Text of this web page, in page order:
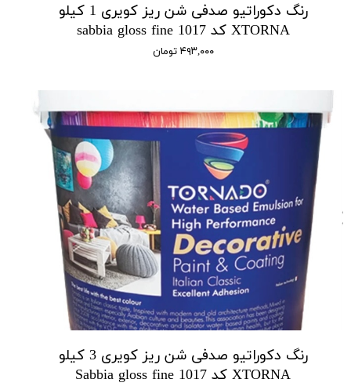
رنگ دکوراتیو صدفی شن ریز کویری 1 کیلو
XTORNA کد 1017 sabbia gloss fine
۴۹۳,۰۰۰ تومان
رنگ دکوراتیو صدفی شن ریز کویری 3 کیلو
XTORNA کد 1017 Sabbia gloss fine